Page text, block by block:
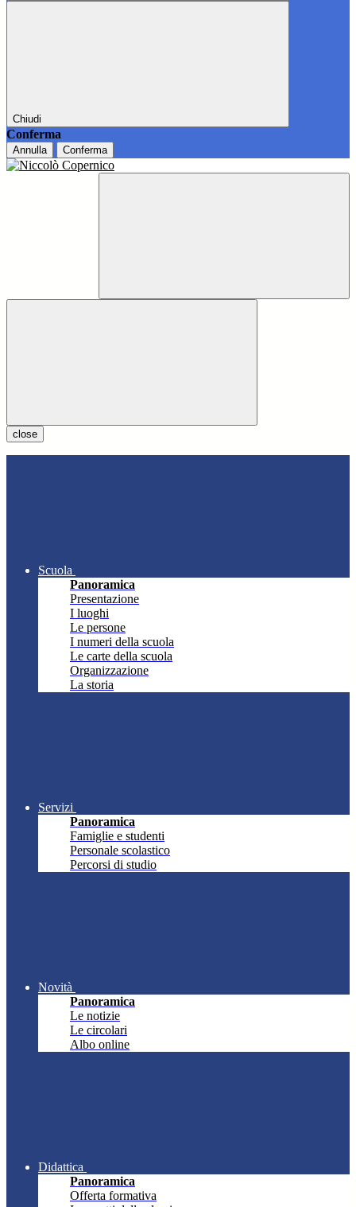
Chiudi
Conferma
Annulla Conferma
close
Scuola
Panoramica
Presentazione
I luoghi
Le persone
I numeri della scuola
Le carte della scuola
Organizzazione
La storia
Servizi
Panoramica
Famiglie e studenti
Personale scolastico
Percorsi di studio
Novità
Panoramica
Le notizie
Le circolari
Albo online
Didattica
Panoramica
Offerta formativa